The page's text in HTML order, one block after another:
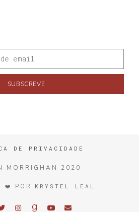
SUBSCREVE
DE PRIVACIDADE
MORRIGHAN 2020
❤️ POR KRYSTEL LEAL